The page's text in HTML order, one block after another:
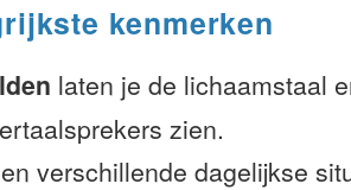
kenmerken
laten je de lichaamstaal
zien.
verschillende dagelijkse